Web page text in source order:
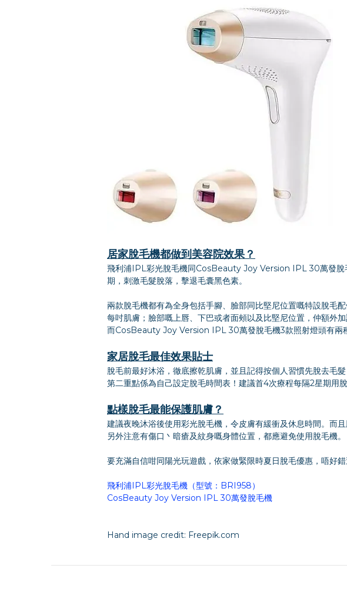
居家脫毛機都做到美容院效果？
飛利浦IPL彩光脫毛機同CosBeauty Joy Version IPL 30萬發脫
期，刺激毛髮脫落，擊退毛囊黑色素。
兩款脫毛機都有為全身包括手腳、臉部同比堅尼位置嘅特設脫毛
每吋肌膚；臉部嘅上唇、下巴或者面頰以及比堅尼位置，仲額外
而CosBeauty Joy Version IPL 30萬發脫毛機3款照射燈頭有兩
家居脫毛最佳效果貼士
脫毛前最好沐浴，徹底擦乾肌膚，並且記得按個人習慣先脫去毛
第二重點係為自己設定脫毛時間表！建議首4次療程每隔2星期用
點樣脫毛最能保護肌膚？
建議夜晚沐浴後使用彩光脫毛機，令皮膚有緩衝及休息時間。而
另外注意有傷口丶暗瘡及紋身嘅身體位置，都應避免使用脫毛機。
要充滿自信咁同陽光玩遊戲，依家做緊限時夏日脫毛優惠，唔好錯
飛利浦IPL彩光脫毛機（型號：BRI958）
CosBeauty Joy Version IPL 30萬發脫毛機
Hand image credit: Freepik.com